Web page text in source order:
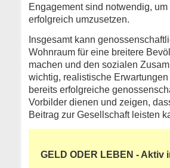
Engagement sind notwendig,
erfolgreich umzusetzen.
Insgesamt kann
Wohnraum für eine breitere
machen und den sozialen
wichtig, realistische
bereits erfolgreiche
Vorbilder dienen und zeigen,
Beitrag zur Gesellschaft leisten
GELD ODER LEBEN - Aktiv